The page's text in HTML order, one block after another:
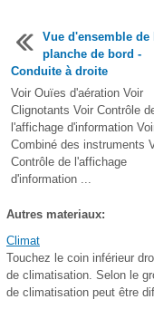
Vue d'ensemble de
planche de bord -
Conduite à droite
Voir Ouïes d'aération Voir
Clignotants Voir Contrôle
l'affichage d'information
Combiné des instruments
Contrôle de l'affichage
d'information ...
Autres materiaux:
Climat
Touchez le coin inférieur
de climatisation. Selon le
de climatisation peut être